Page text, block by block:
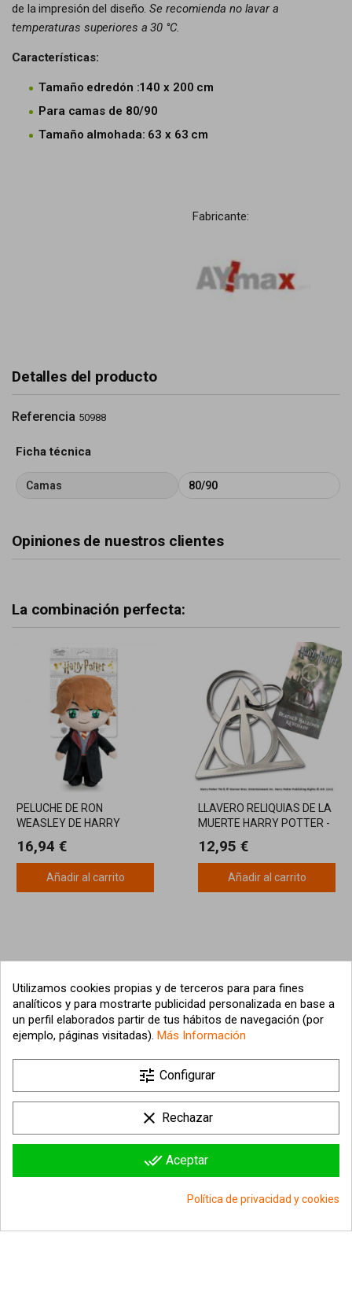
de la impresión del diseño.Se recomienda no lavar a
temperaturas superiores a 30 °C.
Características:
Tamaño edredón :140 x 200 cm
Para camas de 80/90
Tamaño almohada: 63 x 63 cm
Fabricante:
Detalles del producto
Referencia 50988
Ficha técnica
Camas 80/90
Opiniones de nuestros clientes
La combinación perfecta:
PELUCHE DE RON
WEASLEY DE HARRY
16,94 €
Añadir al carrito
LLAVERO RELIQUIAS DE LA
MUERTE HARRY POTTER -
MANOS
12,95 €
Añadir al carrito
Información sobre la tienda 
Utilizamos cookies propias y de terceros para para fines
analíticos y para mostrarte publicidad personalizada en base a
un perfil elaborados partir de tus hábitos de navegación (por
ejemplo, páginas visitadas). Más Información
tune Configurar
clear Rechazar
done_all Aceptar
Política de privacidad y cookies